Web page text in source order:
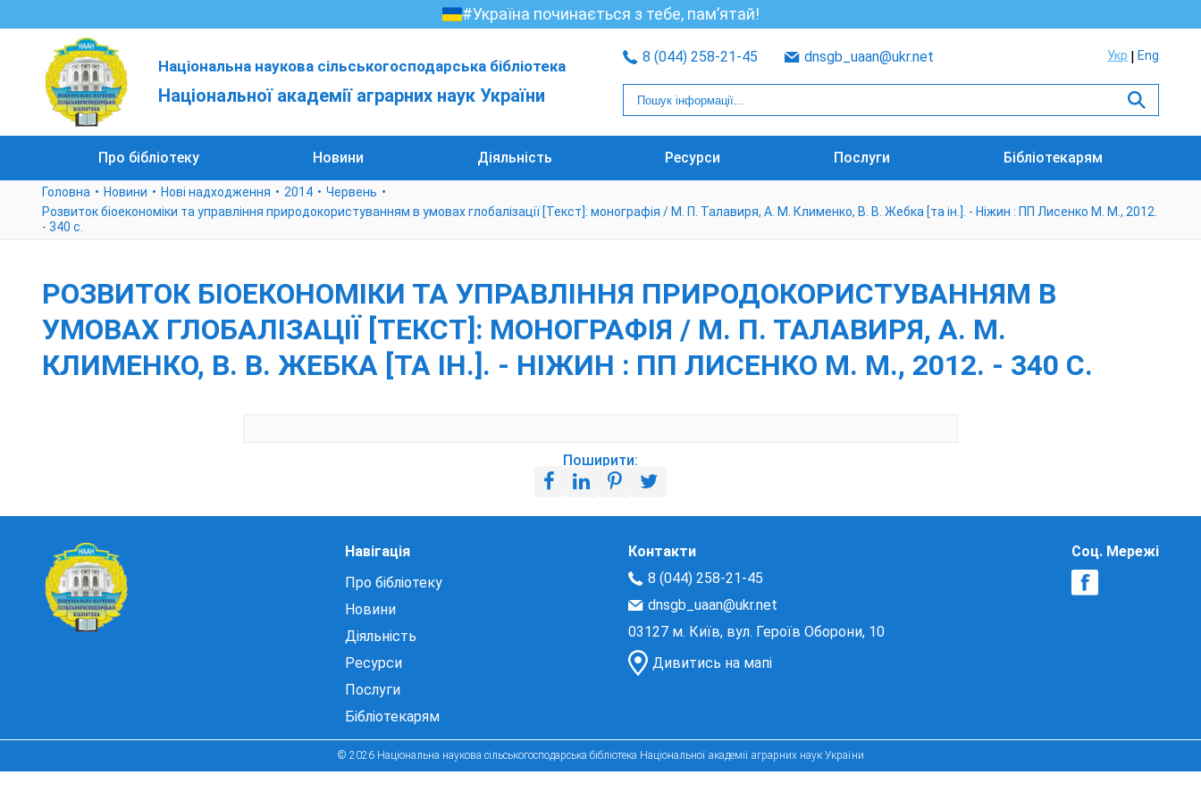
#Україна починається з тебе, пам’ятай!
Національна наукова сільськогосподарська бібліотека
Національної академії аграрних наук України
8 (044) 258-21-45 dnsgb_uaan@ukr.net Укр Eng
Про бібліотеку Новини Діяльність Ресурси Послуги Бібліотекарям
Головна Новини Нові надходження 2014
Червень
Розвиток біоекономіки та управління природокористуванням в умовах глобалізації [Текст]: монографія / М. П. Талавиря, А. М. Клименко, В. В. Жебка [та ін.]. - Ніжин : ПП Лисенко М. М., 2012.
- 340 с.
РОЗВИТОК БІОЕКОНОМІКИ ТА УПРАВЛІННЯ ПРИРОДОКОРИСТУВАННЯМ В
УМОВАХ ГЛОБАЛІЗАЦІЇ [ТЕКСТ]: МОНОГРАФІЯ / М. П. ТАЛАВИРЯ, А. М.
КЛИМЕНКО, В. В. ЖЕБКА [ТА ІН.]. - НІЖИН : ПП ЛИСЕНКО М. М., 2012. - 340 С.
Поширити:
Навігація
Про бібліотеку
Новини
Діяльність
Ресурси
Послуги
Бібліотекарям
Контакти
8 (044) 258-21-45
dnsgb_uaan@ukr.net
03127 м. Київ, вул. Героїв Оборони, 10
Дивитись на мапі
Соц. Мережі
© 2026 Національна наукова сільськогосподарська бібліотека Національної академії аграрних наук України